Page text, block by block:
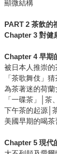
顯微結構
PART 2 茶飲的
Chapter 3 對健
Chapter 4 早期
被日本人推崇的
「茶歌舞伎」
為茶著迷的荷
「一碟茶」│茶
下午茶的起源│
美國早期的喝茶
Chapter 5 現代